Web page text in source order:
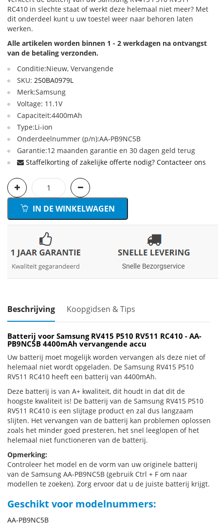
RC410 in slechte staat of werkt deze helemaal niet meer? Met
dit onderdeel kunt u uw toestel weer naar behoren laten
werken.
Alle artikelen worden binnen 1 - 2 werkdagen na ontvangst
van de betaling verzonden.
Conditie:Nieuw, Vervangende
SKU: 250BA0979L
Merk:Samsung
Voltage: 11.1V
Capaciteit:4400mAh
Type:Li-ion
Onderdeelnummer (p/n):AA-PB9NC5B
Garantie:12 maanden garantie en 30 dagen geld terug
Staffelkorting of zakelijke offerte nodig? Contacteer ons
IN DE WINKELWAGEN
Beschrijving Koopgidsen & Tips
Batterij voor Samsung RV415 P510 RV511 RC410 - AA-
PB9NC5B 4400mAh vervangende accu
Uw batterij moet mogelijk worden vervangen als deze niet of
helemaal niet wordt opgeladen. De Samsung RV415 P510
RV511 RC410 heeft een batterij van 4400mAh.
Deze batterij is van A+ kwaliteit, dit houdt in dat dit de
hoogste kwaliteit is! De batterij van de Samsung RV415 P510
RV511 RC410 is een slijtage product en zal dus langzaam
slijten. Het vervangen van de batterij kan problemen oplossen
zoals het minder goed presteren, het snel leeglopen of het
helemaal niet functioneren van de batterij.
Opmerking:
Controleer het model en de vorm van uw originele batterij
van de Samsung AA-PB9NC5B (gebruik Ctrl + F om naar
modellen te zoeken). Zorg ervoor dat u de juiste batterij krijgt.
Geschikt voor modelnummers:
AA-PB9NC5B